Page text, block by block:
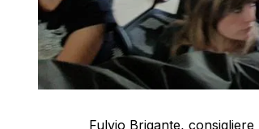
Fulvio Brigante,